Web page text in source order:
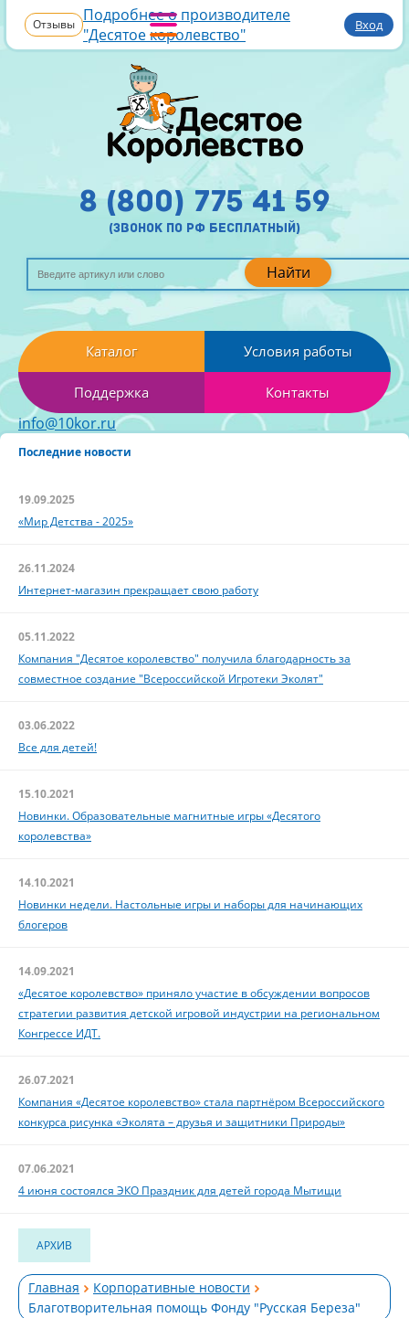
Отзывы Подробнее о производителе
"Десятое королевство"
Вход
Найти
8 (800) 775 41 59
(звонок по рф бесплатный)
Каталог Условия работы
Поддержка Контакты
info@10kor.ru
Последние новости
19.09.2025
«Мир Детства - 2025»
26.11.2024
Интернет-магазин прекращает свою работу
05.11.2022
Компания "Десятое королевство" получила благодарность за
совместное создание "Всероссийской Игротеки Эколят"
03.06.2022
Все для детей!
15.10.2021
Новинки. Образовательные магнитные игры «Десятого
королевства»
14.10.2021
Новинки недели. Настольные игры и наборы для начинающих
блогеров
14.09.2021
«Десятое королевство» приняло участие в обсуждении вопросов
стратегии развития детской игровой индустрии на региональном
Конгрессе ИДТ.
26.07.2021
Компания «Десятое королевство» стала партнёром Всероссийского
конкурса рисунка «Эколята – друзья и защитники Природы»
07.06.2021
4 июня состоялся ЭКО Праздник для детей города Мытищи
АРХИВ
Главная
Корпоративные новости
Благотворительная помощь Фонду "Русская Береза"